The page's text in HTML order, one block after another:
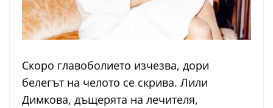
Скоро главоболието изчезва, дори
белегът на челото се скрива. Лили
Димкова, дъщерята на лечителя,